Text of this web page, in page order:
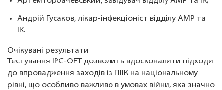
Андрій Гусаков, лікар-інфекціоніст відділу АМР та
ІК.
Очікувані результати
Тестування IPC-OFT дозволить вдосконалити підходи
до впровадження заходів із ПІІК на національному
рівні, що особливо важливо в умовах війни, яка значно